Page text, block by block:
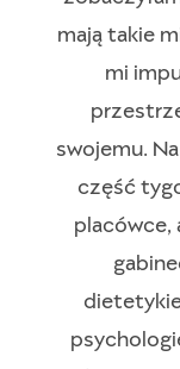
mają takie
mi
swojemu.
część
placówce,